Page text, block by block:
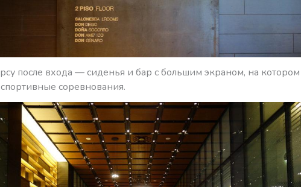
после входа — сиденья и бар с большим экраном, на котором
соревнования.